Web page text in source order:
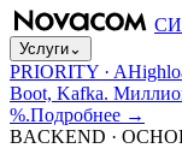
Услуги⌄
PRIORITY · A
Boot, Kafka.
%.Подробнее →
BACKEND ·